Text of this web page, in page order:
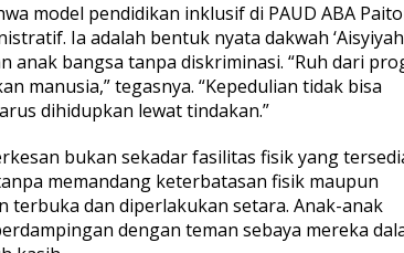
model pendidikan inklusif di PAUD ABA
Ia adalah bentuk nyata dakwah ‘Aisyiyah
anak bangsa tanpa diskriminasi. “Ruh dari
manusia,” tegasnya. “Kepedulian tidak bisa
dihidupkan lewat tindakan.”
bukan sekadar fasilitas fisik yang
memandang keterbatasan fisik maupun
terbuka dan diperlakukan setara. Anak-anak
dengan teman sebaya mereka